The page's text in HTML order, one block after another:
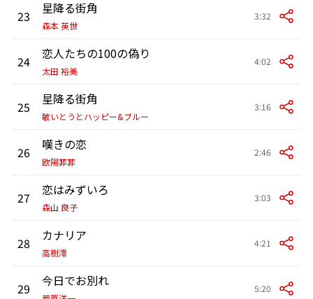
23 星降る街角
森本 英世
3:32
24 恋人たちの100の偽り
太田 裕美
4:02
25 星降る街角
敏いとうとハッピー&ブルー
3:16
26 嘆きの恋
欧陽菲菲
2:46
27 恋はみずいろ
森山 良子
3:03
28 カナリア
高樹澪
4:21
29 今日でお別れ 5:20